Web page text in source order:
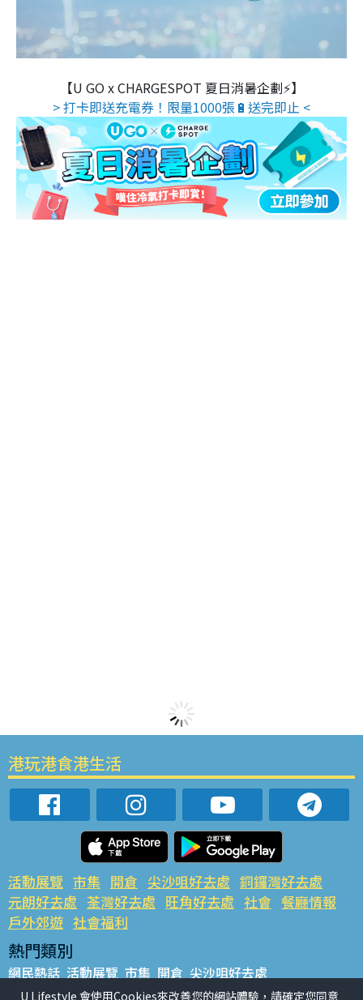
【U GO x CHARGESPOT 夏日消暑企劃⚡】
> 打卡即送充電券！限量1000張🔋送完即止 <
港玩港食港生活
活動展覽 市集 開倉 尖沙咀好去處 銅鑼灣好去處
元朗好去處 荃灣好去處 旺角好去處 社會 餐廳情報
戶外郊遊 社會福利
熱門類別
網民熱話 活動展覽 市集 開倉 尖沙咀好去處
銅鑼灣好去處 元朗好去處 荃灣好去處 旺角好去處 社會
U Lifestyle 會使用Cookies來改善您的網站體驗，請確定您同意